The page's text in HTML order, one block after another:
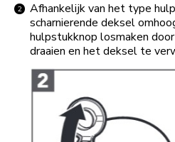
Afhankelijk van het type
scharnierende deksel
hulpstukknop losmaken
draaien en het deksel te